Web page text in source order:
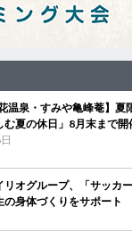
花温泉・すみや亀峰菴】
む夏の休日」8月末まで開
オグループ、「サッカ
身体づくりをサポート